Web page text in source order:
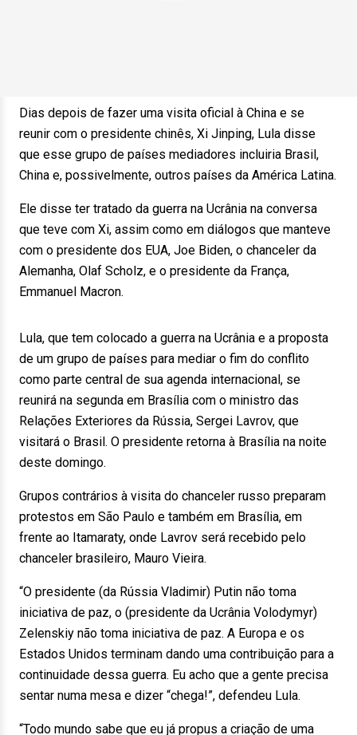
Dias depois de fazer uma visita oficial à China e se
reunir com o presidente chinês, Xi Jinping, Lula disse
que esse grupo de países mediadores incluiria Brasil,
China e, possivelmente, outros países da América Latina.
Ele disse ter tratado da guerra na Ucrânia na conversa
que teve com Xi, assim como em diálogos que manteve
com o presidente dos EUA, Joe Biden, o chanceler da
Alemanha, Olaf Scholz, e o presidente da França,
Emmanuel Macron.
Lula, que tem colocado a guerra na Ucrânia e a proposta
de um grupo de países para mediar o fim do conflito
como parte central de sua agenda internacional, se
reunirá na segunda em Brasília com o ministro das
Relações Exteriores da Rússia, Sergei Lavrov, que
visitará o Brasil. O presidente retorna à Brasília na noite
deste domingo.
Grupos contrários à visita do chanceler russo preparam
protestos em São Paulo e também em Brasília, em
frente ao Itamaraty, onde Lavrov será recebido pelo
chanceler brasileiro, Mauro Vieira.
“O presidente (da Rússia Vladimir) Putin não toma
iniciativa de paz, o (presidente da Ucrânia Volodymyr)
Zelenskiy não toma iniciativa de paz. A Europa e os
Estados Unidos terminam dando uma contribuição para a
continuidade dessa guerra. Eu acho que a gente precisa
sentar numa mesa e dizer “chega!”, defendeu Lula.
“Todo mundo sabe que eu já propus a criação de uma